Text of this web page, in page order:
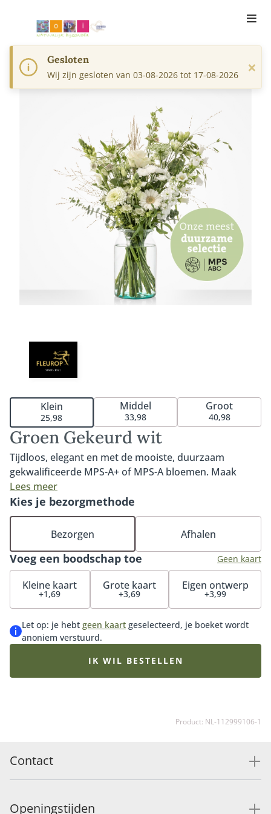
Groen Gekeurd wit
Tijdloos, elegant en met de mooiste, duurzaam
gekwalificeerde MPS-A+ of MPS-A bloemen. Maak
kennis met dit prachtige witte boeket uit onze Groen
Gekeurd serie. Het boeket wordt met liefde
samengesteld door onze duurzame vakbloemisten.
Door te kiezen voor een Groen Gekeurd-boeket ben je
verzekerd van de meest duurzame keuze uit het
Fleurop-assortiment. Goed om te weten: elk boeket is
uniek. De bloemist stelt het boeket samen met de
beschikbare MPS-A+ of MPS-A witte bloemen van dat
Lees meer
Klein
25,98
Middel
33,98
Groot
40,98
Voeg een boodschap toe Geen kaart
Kleine kaart
+1,69
Grote kaart
+3,69
Eigen ontwerp
+3,99
Let op: je hebt geen kaart geselecteerd, je boeket wordt
anoniem verstuurd.
Kies je bezorgmethode
Bezorgen Afhalen
IK WIL BESTELLEN
Product: NL-112999106-1
Contact
Openingstijden
Gesloten
Wij zijn gesloten van 03-08-2026 tot 17-08-2026 ×